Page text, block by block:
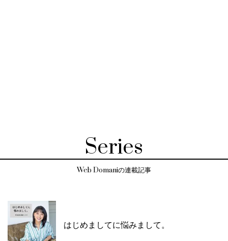
Series
Web Domaniの連載記事
はじめましてに悩みまして。